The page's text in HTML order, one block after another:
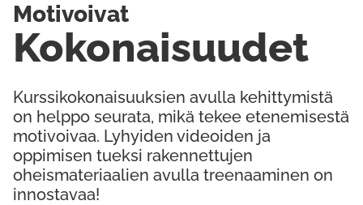
Kurssikokonaisuuksien avulla kehittymistä
on helppo seurata, mikä tekee etenemisestä
motivoivaa. Lyhyiden videoiden ja
oppimisen tueksi rakennettujen
oheismateriaalien avulla treenaaminen on
innostavaa!
Kokonaisuudet
Motivoivat